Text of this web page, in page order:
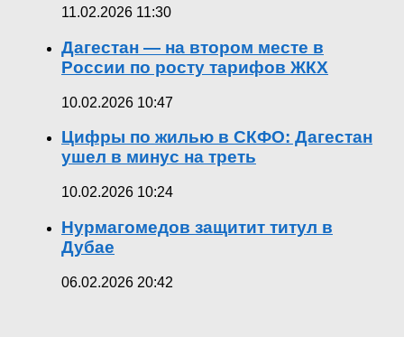
11.02.2026 11:30
Дагестан — на втором месте в
России по росту тарифов ЖКХ
10.02.2026 10:47
Цифры по жилью в СКФО: Дагестан
ушел в минус на треть
10.02.2026 10:24
Нурмагомедов защитит титул в
Дубае
06.02.2026 20:42